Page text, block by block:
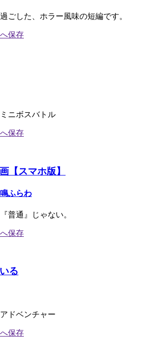
ごした、ホラー風味の短編です。
ニボスバトル
【スマホ版】
ふらわ
普通』じゃない。
る
ドベンチャー